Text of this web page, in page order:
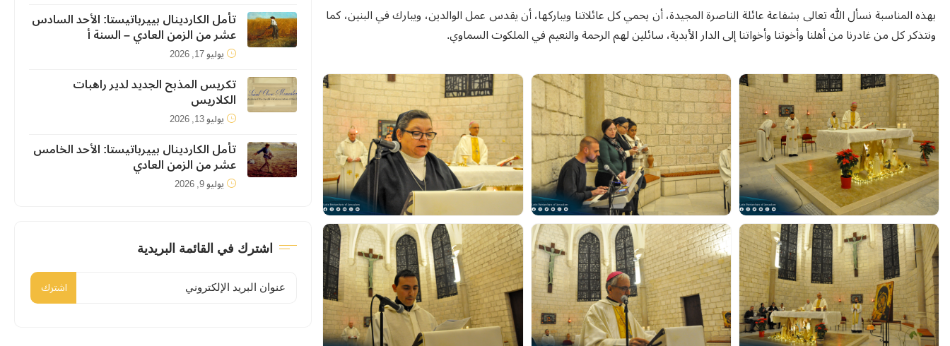
بهذه المناسبة نسأل الله تعالى بشفاعة عائلة الناصرة المجيدة، أن يحمي كل عائلاتنا ويباركها، أن يقدس عمل الوالدين، ويبارك في البنين، كما
ونتذكر كل من غادرنا من أهلنا وأخوتنا وأخواتنا إلى الدار الأبدية، سائلين لهم الرحمة والنعيم في الملكوت السماوي.
تأمل الكاردينال بييرباتيستا: الأحد السادس
عشر من الزمن العادي – السنة أ
يوليو 17, 2026
تكريس المذبح الجديد لدير راهبات
الكلاريس
يوليو 13, 2026
تأمل الكاردينال بييرباتيستا: الأحد الخامس
عشر من الزمن العادي
يوليو 9, 2026
اشترك في القائمة البريدية
اشترك